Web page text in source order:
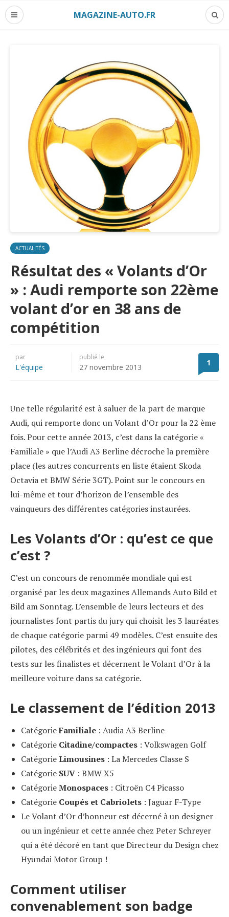
MAGAZINE-AUTO.FR
ACTUALITÉS
Résultat des « Volants d’Or
» : Audi remporte son 22ème
volant d’or en 38 ans de
compétition
par
L'équipe
publié le
27 novembre 2013 1
Une telle régularité est à saluer de la part de marque
Audi, qui remporte donc un Volant d’Or pour la 22 ème
fois. Pour cette année 2013, c’est dans la catégorie «
Familiale » que l’Audi A3 Berline décroche la première
place (les autres concurrents en liste étaient Skoda
Octavia et BMW Série 3GT). Point sur le concours en
lui-même et tour d’horizon de l’ensemble des
vainqueurs des différentes catégories instaurées.
Les Volants d’Or : qu’est ce que
c’est ?
C’est un concours de renommée mondiale qui est
organisé par les deux magazines Allemands Auto Bild et
Bild am Sonntag. L’ensemble de leurs lecteurs et des
journalistes font partis du jury qui choisit les 3 lauréates
de chaque catégorie parmi 49 modèles. C’est ensuite des
pilotes, des célébrités et des ingénieurs qui font des
tests sur les finalistes et décernent le Volant d’Or à la
meilleure voiture dans sa catégorie.
Le classement de l’édition 2013
CatégorieFamiliale: Audia A3 Berline
Catégorie Citadine/compactes: Volkswagen Golf
CatégorieLimousines: La Mercedes Classe S
Catégorie SUV: BMW X5
CatégorieMonospaces: Citroën C4 Picasso
Catégorie Coupés et Cabriolets: Jaguar F-Type
Le Volant d’Or d’honneur est décerné à un designer
ou un ingénieur et cette année chez Peter Schreyer
qui a été décoré en tant que Directeur du Design chez
Hyundai Motor Group !
Comment utiliser
convenablement son badge